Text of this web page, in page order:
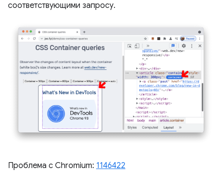
соответствующими запросу.
Проблема с Chromium: 1146422